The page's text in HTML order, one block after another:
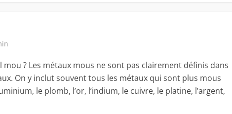
mou ? Les métaux mous ne sont pas clairement définis dans
On y inclut souvent tous les métaux qui sont plus mous
le plomb, l’or, l’indium, le cuivre, le platine, l’argent,